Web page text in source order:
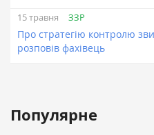
15 травня ЗЗР
Про стратегію контролю
розповів фахівець
Популярне